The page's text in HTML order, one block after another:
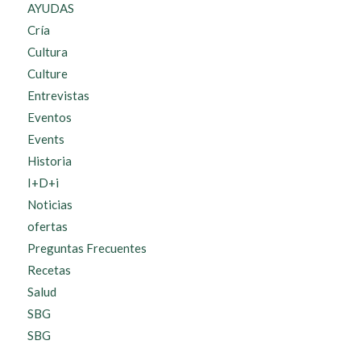
AYUDAS
Cría
Cultura
Culture
Entrevistas
Eventos
Events
Historia
I+D+i
Noticias
ofertas
Preguntas Frecuentes
Recetas
Salud
SBG
SBG